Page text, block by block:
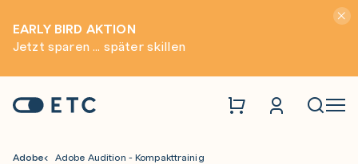
EARLY BIRD AKTION
Jetzt sparen ... später skillen
Startseite: ETC
Adobe Adobe Audition - Kompakttrainig